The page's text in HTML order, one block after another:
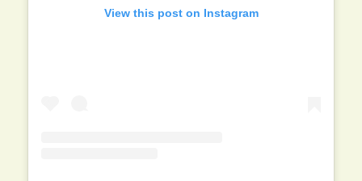
View this post on Instagram